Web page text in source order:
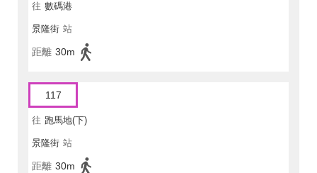
往 數碼港
景隆街 站
距離 30m
117
往 跑馬地(下)
景隆街 站
距離 30m